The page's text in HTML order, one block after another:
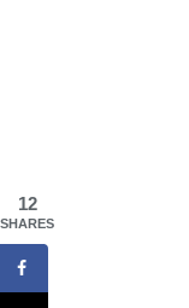
12
SHARES